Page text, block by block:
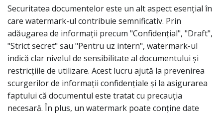
Securitatea documentelor este un alt aspect esențial în
care watermark-ul contribuie semnificativ. Prin
adăugarea de informații precum "Confidențial", "Draft",
"Strict secret" sau "Pentru uz intern", watermark-ul
indică clar nivelul de sensibilitate al documentului și
restricțiile de utilizare. Acest lucru ajută la prevenirea
scurgerilor de informații confidențiale și la asigurarea
faptului că documentul este tratat cu precauția
necesară. În plus, un watermark poate conține date